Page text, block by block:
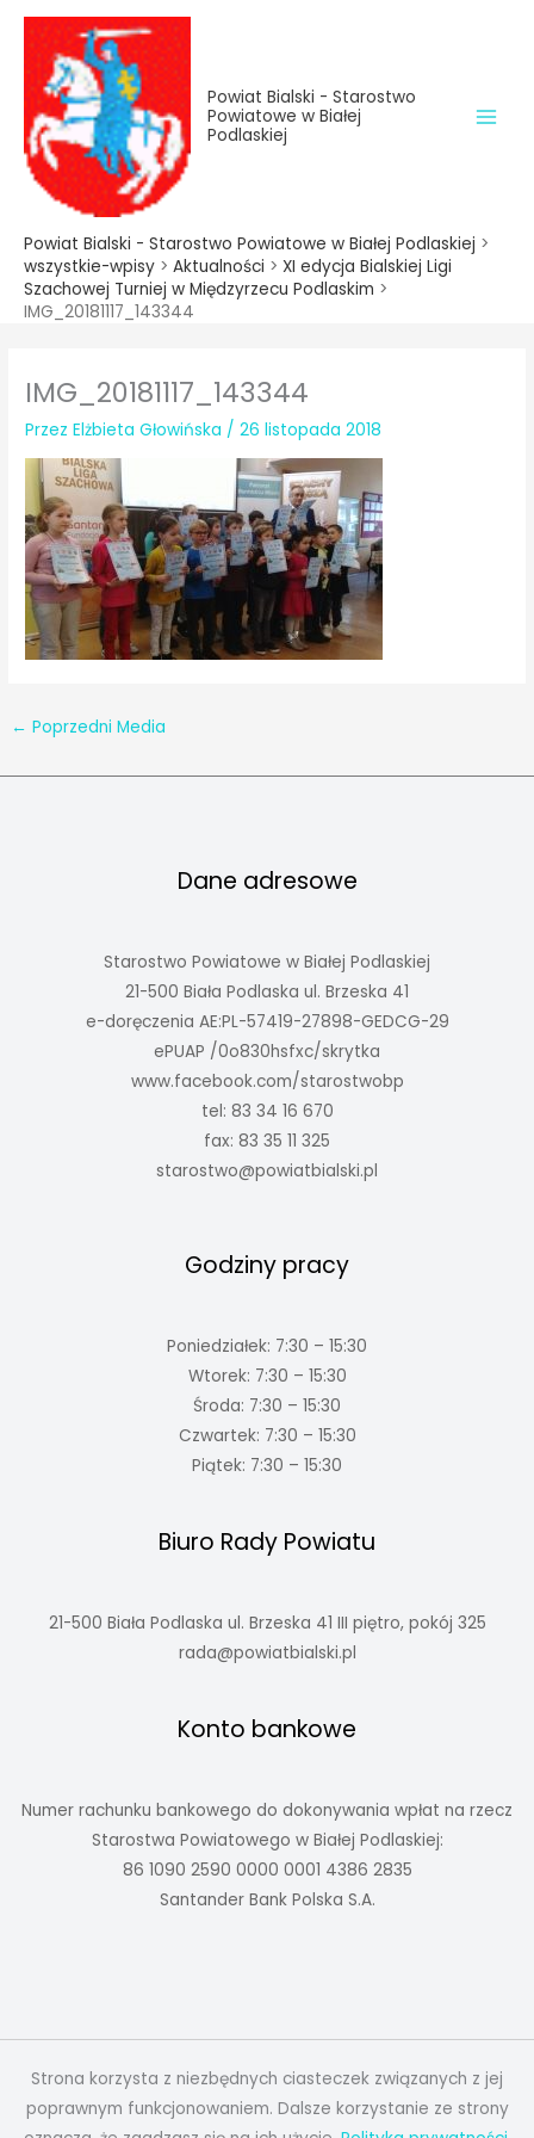
treści
Przejdź
treści
Powiat Bialski - Starostwo
Powiatowe w Białej
Podlaskiej
Powiat Bialski - Starostwo Powiatowe w Białej Podlaskiej >
wszystkie-wpisy > Aktualności > XI edycja Bialskiej Ligi
Szachowej Turniej w Międzyrzecu Podlaskim >
IMG_20181117_143344
IMG_20181117_143344
PrzezElżbieta Głowińska /26 listopada 2018
← Poprzedni Media
Dane adresowe
Starostwo Powiatowe w Białej Podlaskiej
21-500 Biała Podlaska ul. Brzeska 41
e-doręczenia AE:PL-57419-27898-GEDCG-29
ePUAP /0o830hsfxc/skrytka
www.facebook.com/starostwobp
tel: 83 34 16 670
fax: 83 35 11 325
starostwo@powiatbialski.pl
Godziny pracy
Poniedziałek: 7:30 – 15:30
Wtorek: 7:30 – 15:30
Środa: 7:30 – 15:30
Czwartek: 7:30 – 15:30
Piątek: 7:30 – 15:30
Biuro Rady Powiatu
21-500 Biała Podlaska ul. Brzeska 41 III piętro, pokój 325
rada@powiatbialski.pl
Konto bankowe
Numer rachunku bankowego do dokonywania wpłat na rzecz
Starostwa Powiatowego w Białej Podlaskiej:
86 1090 2590 0000 0001 4386 2835
Santander Bank Polska S.A.
Strona korzysta z niezbędnych ciasteczek związanych z jej
poprawnym funkcjonowaniem. Dalsze korzystanie ze strony